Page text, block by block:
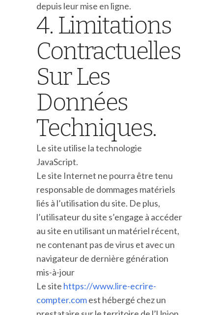
depuis leur mise en ligne.
4. Limitations
Contractuelles
Sur Les
Données
Techniques.
Le site utilise la technologie
JavaScript.
Le site Internet ne pourra être tenu
responsable de dommages matériels
liés à l’utilisation du site. De plus,
l’utilisateur du site s’engage à accéder
au site en utilisant un matériel récent,
ne contenant pas de virus et avec un
navigateur de dernière génération
mis-à-jour
Le site https://www.lire-ecrire-
compter.comest hébergé chez un